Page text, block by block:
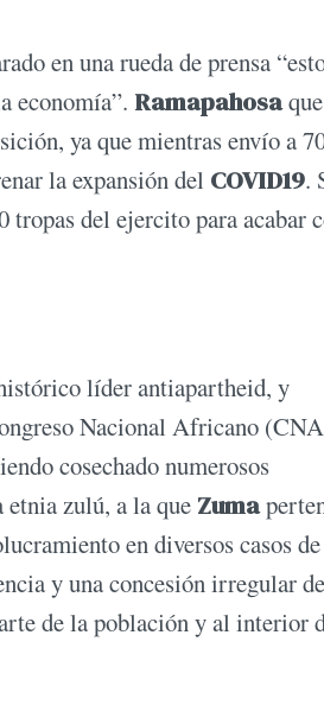
en una rueda de prensa
economía”. Ramapahosa
ya que mientras envío a
la expansión del COVID19.
tropas del ejercito para acabar
líder antiapartheid, y
Nacional Africano
cosechado numerosos
zulú, a la que Zuma
en diversos casos de
y una concesión irregular de
de la población y al interior